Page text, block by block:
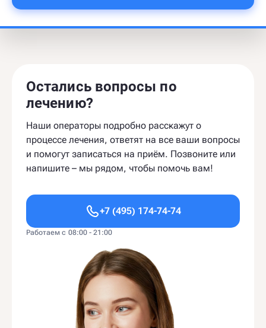
Остались вопросы по
лечению?
Наши операторы подробно расскажут о
процессе лечения, ответят на все ваши вопросы
и помогут записаться на приём. Позвоните или
напишите – мы рядом, чтобы помочь вам!
+7 (495) 174-74-74
Работаем с 08:00 - 21:00